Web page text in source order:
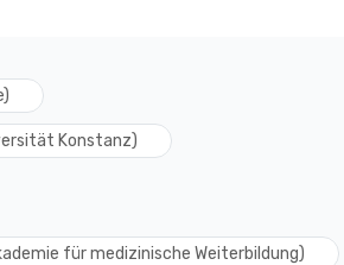
Konstanz)
für medizinische Weiterbildung)